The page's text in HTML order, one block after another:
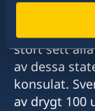
Sverige har
stort sett
av dessa
konsulat.
av drygt 100